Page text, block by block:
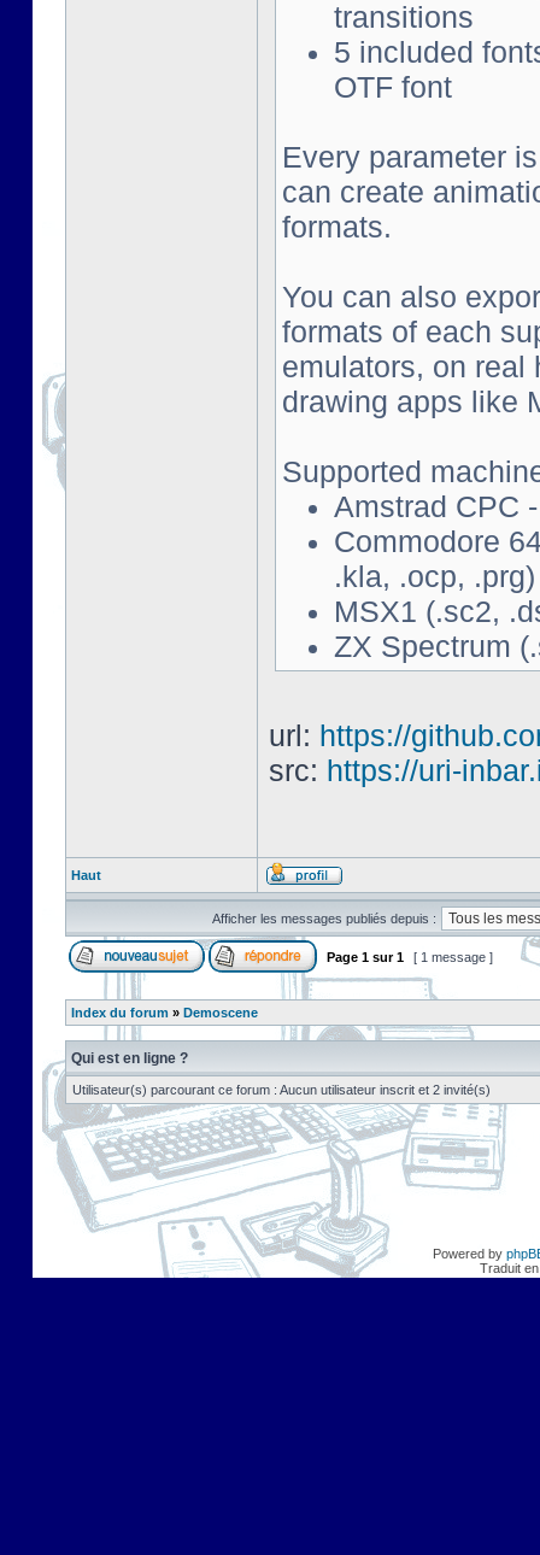
transitions
5 included
OTF font
Every parameter
can create
formats.
You can also
formats of each
emulators, on real
drawing apps like
Supported
Amstrad CPC
Commodore
.kla, .ocp, .prg)
MSX1 (.sc2,
ZX Spectrum
url: https://
src: https://uri-
Haut
Afficher les messages publiés depuis :
Page 1 sur1 [ 1 message ]
Index du forum » Demoscene
Qui est en ligne ?
Utilisateur(s) parcourant ce forum : Aucun utilisateur inscrit et 2 invité(s)
Powered by
Traduit